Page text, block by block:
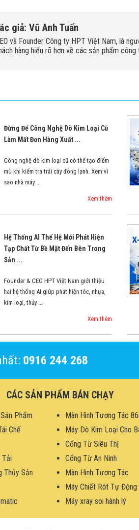
giả: Vũ Anh Tuấn
và Founder Công ty HPT Việt Nam, là
hàng hiểu rõ hơn về các sản phẩm
Đừng Để Công Nghệ Dò Kim Loại Cũ
Làm Mất Đơn Hàng Xuất ...
Công nghệ dò kim loại cũ có thể tạo điểm
mù khi kiểm tra trái cây đông lạnh. Xem vì
sao nhà máy ...
Xem thêm
Hệ Thống AI Thế Hệ Mới Phát Hiện
Tạp Chất Từ Bề Mặt Đến Bên Trong
Sản ...
Founder & CEO HPT Việt Nam giới thiệu
hai hệ thống AI giúp phát hiện tóc, nhựa,
kim loại, thủy ...
Xem thêm
0916 244 268
CÁC SẢN PHẨM BÁN CHẠY
Phẩm Màn Hình Tương Tác
Chế Máy Dò Kim Loại Cho
Cổng Từ Siêu Thị
Tải Cổng Từ An Ninh
Thủy Sản Màn Hình Tương Tác
Máy Chiết Rót Tự Động
Máy xray soi hành lý